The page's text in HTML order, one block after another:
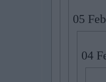
05
04